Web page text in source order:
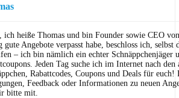
ich heiße Thomas und bin Founder sowie CEO
gute Angebote verpasst habe, beschloss ich,
– ich bin nämlich ein echter Schnäppchenjäger
Jeden Tag suche ich im Internet nach den
Rabattcodes, Coupons und Deals für euch!
Feedback oder Informationen zu neuen
bitte mit.